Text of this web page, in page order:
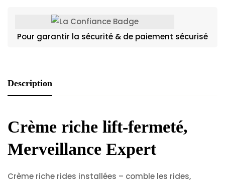
Pour garantir la sécurité & de paiement sécurisé
Description
Crème riche lift-fermeté,
Merveillance Expert
Crème riche rides installées – comble les rides,